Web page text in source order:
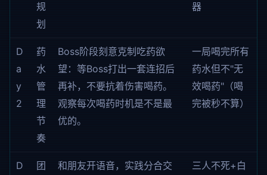
规
划
器
D
a
y
2
药
水
管
理
节
奏
Boss阶段刻意克制吃药欲
望：等Boss打出一套连招后
再补，不要抗着伤害喝药。
观察每次喝药时机是不是最
优的。
一局喝完所有
药水但不"无
效喝药"（喝
完被秒不算）
D
团
和朋友开语音，实践分合交
三人不死+白